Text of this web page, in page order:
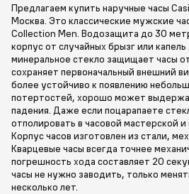
Предлагаем купить наручные часы
Москва. Это классические мужские
Collection Men. Водозащита до 30
корпус от случайных брызг или
минеральное стекло защищает часы
сохраняет первоначальный внешний
более устойчиво к появлению
потертостей, хорошо может
падения. Даже если поцарапаете
отполировать в часовой мастерской
Корпус часов изготовлен из стали,
Кварцевые часы всегда точнее
погрешность хода составляет 20
часы не нужно заводить, только
несколько лет.